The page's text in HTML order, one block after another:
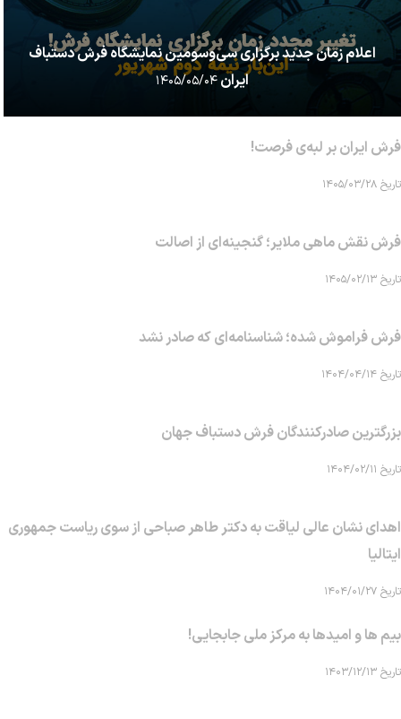
اعلام زمان جدید برگزاری سی‌وسومین نمایشگاه فرش دستباف
ایران۱۴۰۵/۰۵/۰۴
فرش ایران بر لبه‌ی فرصت!
تاریخ ۱۴۰۵/۰۳/۲۸
فرش نقش ماهی‌ ملایر؛ گنجینه‌ای از اصالت
تاریخ ۱۴۰۵/۰۲/۱۳
فرش فراموش شده؛ شناسنامه‌ای که صادر نشد
تاریخ ۱۴۰۴/۰۴/۱۴
بزرگترین صادرکنندگان فرش دستباف جهان
تاریخ ۱۴۰۴/۰۲/۱۱
اهدای نشان عالی لیاقت به دکتر طاهر صباحی از سوی ریاست جمهوری
ایتالیا
تاریخ ۱۴۰۴/۰۱/۲۷
بیم ها و امیدها به مرکز ملی جابجایی!
تاریخ ۱۴۰۳/۱۲/۱۳